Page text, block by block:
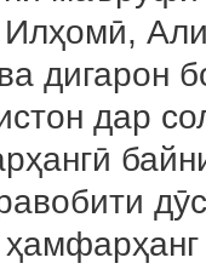
Илҳомӣ,
дигарон
дар